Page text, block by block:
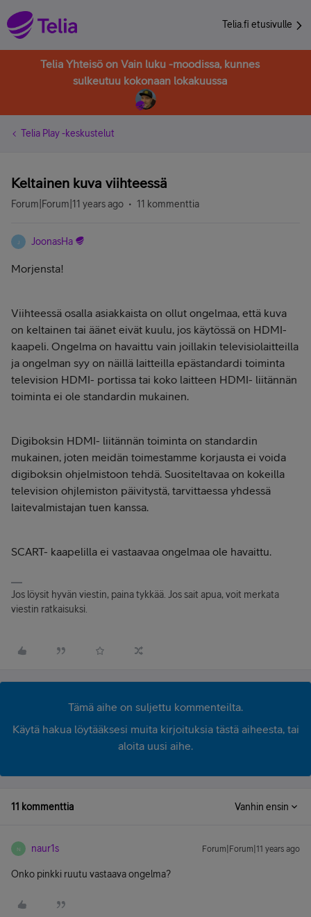
Telia.fi etusivulle
Telia Yhteisö on Vain luku -moodissa, kunnes
sulkeutuu kokonaan lokakuussa
Telia Play -keskustelut
Keltainen kuva viihteessä
Forum|Forum|11 years ago 11 kommenttia
J JoonasHa
Morjensta!
Viihteessä osalla asiakkaista on ollut ongelmaa, että kuva
on keltainen tai äänet eivät kuulu, jos käytössä on HDMI-
kaapeli. Ongelma on havaittu vain joillakin televisiolaitteilla
ja ongelman syy on näillä laitteilla epästandardi toiminta
television HDMI- portissa tai koko laitteen HDMI- liitännän
toiminta ei ole standardin mukainen.
Digiboksin HDMI- liitännän toiminta on standardin
mukainen, joten meidän toimestamme korjausta ei voida
digiboksin ohjelmistoon tehdä. Suositeltavaa on kokeilla
television ohjlemiston päivitystä, tarvittaessa yhdessä
laitevalmistajan tuen kanssa.
SCART- kaapelilla ei vastaavaa ongelmaa ole havaittu.
Jos löysit hyvän viestin, paina tykkää. Jos sait apua, voit merkata
viestin ratkaisuksi.
Tämä aihe on suljettu kommenteilta.
Käytä hakua löytääksesi muita kirjoituksia tästä aiheesta, tai
aloita uusi aihe.
11 kommenttia Vanhin ensin
N naur1s Forum|Forum|11 years ago
Onko pinkki ruutu vastaava ongelma?